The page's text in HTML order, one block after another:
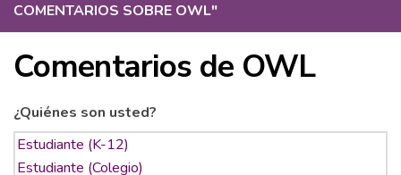
COMENTARIOS SOBRE OWL"
Comentarios de OWL
¿Quiénes son usted?